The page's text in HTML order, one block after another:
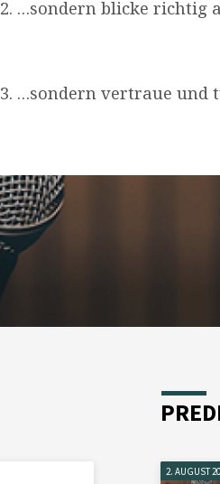
2. …sondern blicke richtig
3. …sondern vertraue und
2. AUGUST